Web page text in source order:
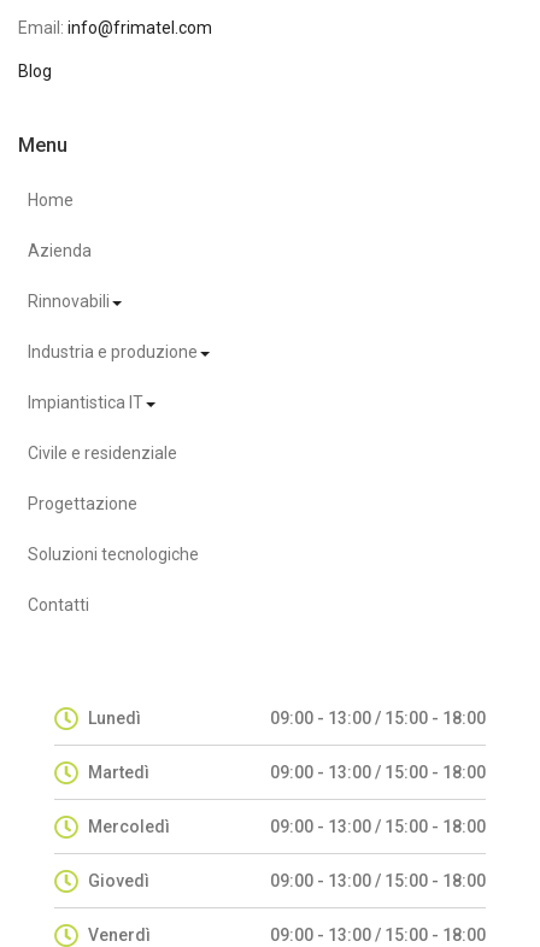
Email: info@frimatel.com
Blog
Menu
Home
Azienda
Rinnovabili
Industria e produzione
Impiantistica IT
Civile e residenziale
Progettazione
Soluzioni tecnologiche
Contatti
Lunedì 09:00 - 13:00 / 15:00 - 18:00
Martedì 09:00 - 13:00 / 15:00 - 18:00
Mercoledì 09:00 - 13:00 / 15:00 - 18:00
Giovedì 09:00 - 13:00 / 15:00 - 18:00
Venerdì 09:00 - 13:00 / 15:00 - 18:00